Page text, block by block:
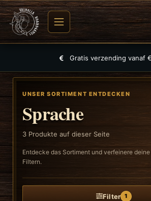
Gratis verzending vanaf
UNSER SORTIMENT ENTDECKEN
Sprache
3 Produkte auf dieser Seite
Entdecke das Sortiment und verfeinere
Filtern.
Filter 1